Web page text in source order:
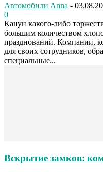
Автомобили Anna -
0
Канун какого-либо
большим количеством
празднований. Компании,
для своих сотрудников,
специальные...
Вскрытие замков: